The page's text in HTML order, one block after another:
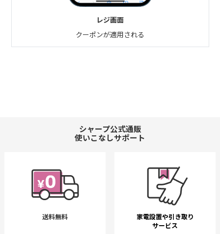
レジ画面
クーポンが適用される
シャープ公式通販
使いこなしサポート
送料無料
家電設置や引き取り
サービス